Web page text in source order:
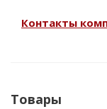
Контакты
Товары